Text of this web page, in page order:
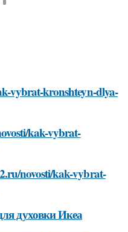
vybrat-kronshteyn-dlya-
kak-vybrat-
novosti/kak-vybrat-
духовки Икеа